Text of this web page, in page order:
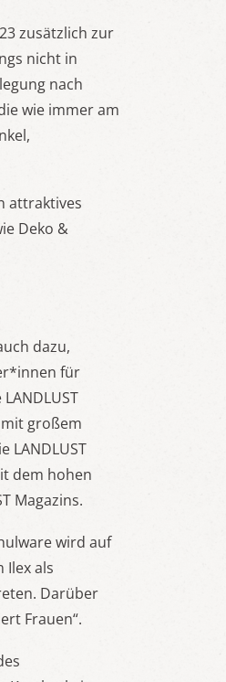
zusätzlich zur
nicht in
nach
wie immer am
attraktives
Deko &
dazu,
für
großem
LANDLUST
dem hohen
Magazins.
wird auf
Ilex als
Darüber
Frauen“.